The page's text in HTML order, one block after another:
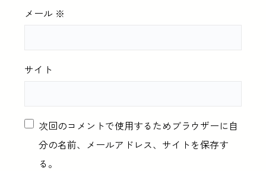
メール ※
サイト
次回のコメントで使用するためブラウザーに自
分の名前、メールアドレス、サイトを保存す
る。